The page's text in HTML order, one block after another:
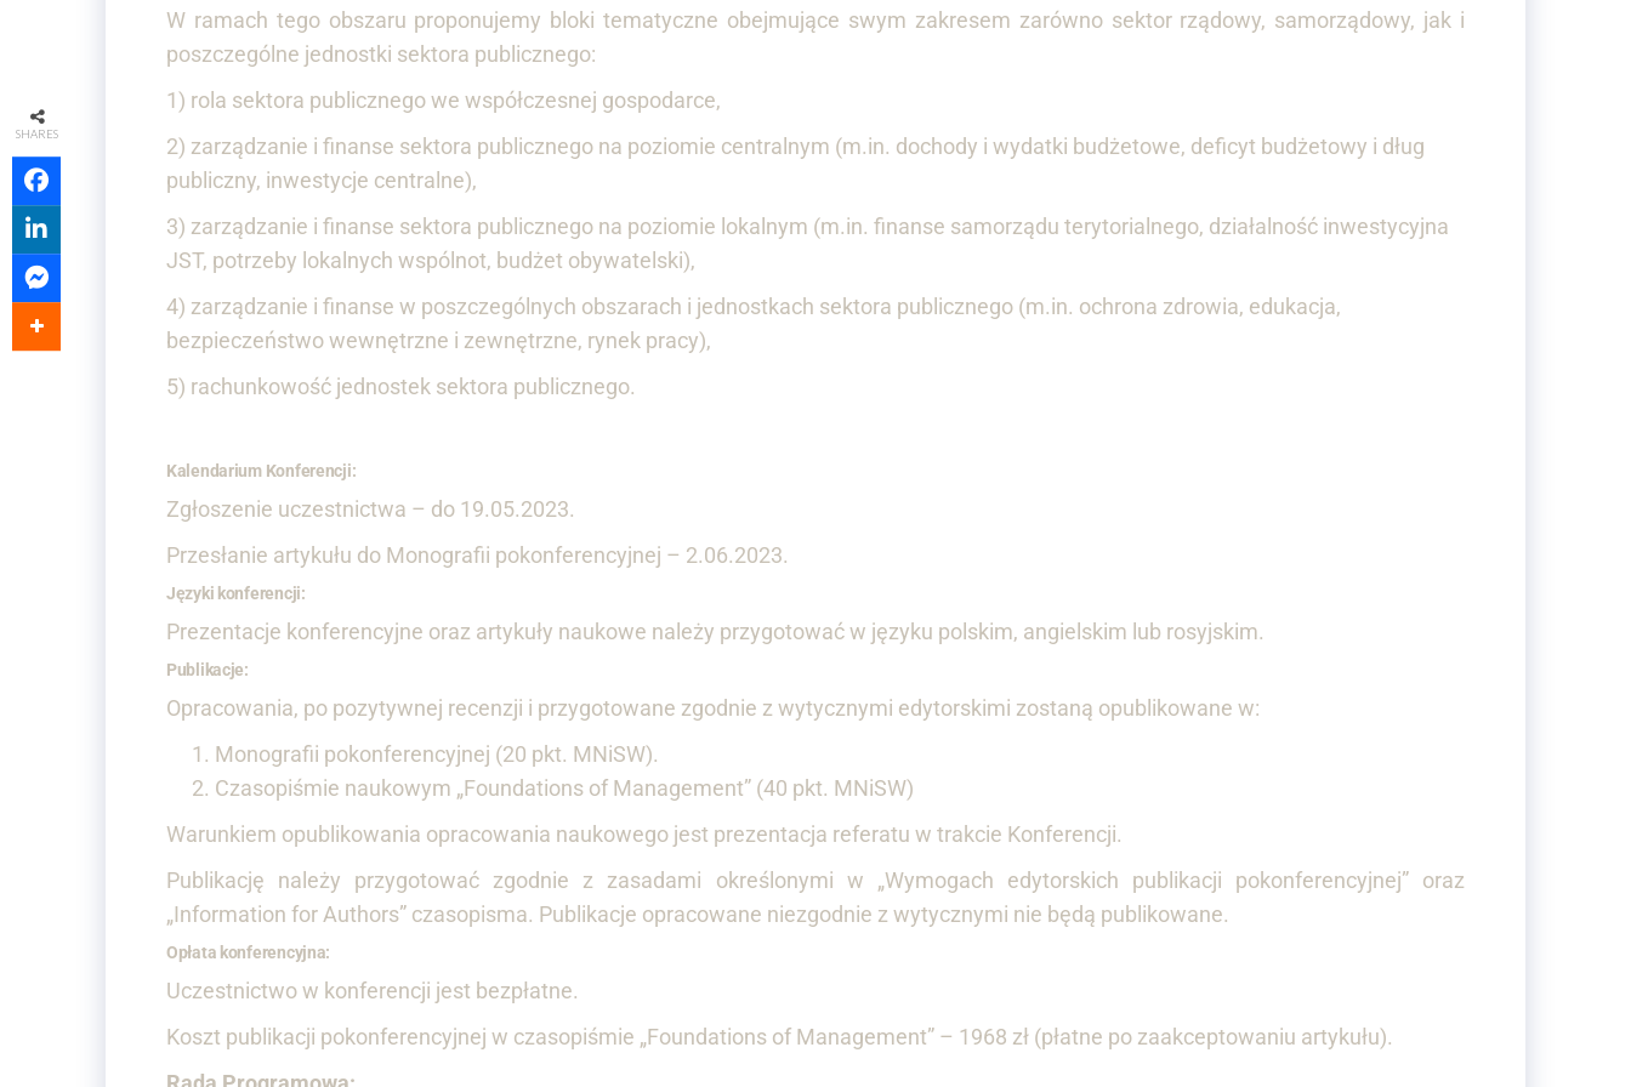
W ramach tego obszaru proponujemy bloki tematyczne obejmujące swym zakresem zarówno sektor rządowy, samorządowy, jak i
poszczególne jednostki sektora publicznego:
1) rola sektora publicznego we współczesnej gospodarce,
2) zarządzanie i finanse sektora publicznego na poziomie centralnym (m.in. dochody i wydatki budżetowe, deficyt budżetowy i dług
publiczny, inwestycje centralne),
3) zarządzanie i finanse sektora publicznego na poziomie lokalnym (m.in. finanse samorządu terytorialnego, działalność inwestycyjna
JST, potrzeby lokalnych wspólnot, budżet obywatelski),
4) zarządzanie i finanse w poszczególnych obszarach i jednostkach sektora publicznego (m.in. ochrona zdrowia, edukacja,
bezpieczeństwo wewnętrzne i zewnętrzne, rynek pracy),
5) rachunkowość jednostek sektora publicznego.
Kalendarium Konferencji:
Zgłoszenie uczestnictwa – do 19.05.2023.
Przesłanie artykułu do Monografii pokonferencyjnej – 2.06.2023.
Języki konferencji:
Prezentacje konferencyjne oraz artykuły naukowe należy przygotować w języku polskim, angielskim lub rosyjskim.
Publikacje:
Opracowania, po pozytywnej recenzji i przygotowane zgodnie z wytycznymi edytorskimi zostaną opublikowane w:
Monografii pokonferencyjnej (20 pkt. MNiSW).
Czasopiśmie naukowym „Foundations of Management” (40 pkt. MNiSW)
Warunkiem opublikowania opracowania naukowego jest prezentacja referatu w trakcie Konferencji.
Publikację należy przygotować zgodnie z zasadami określonymi w „Wymogach edytorskich publikacji pokonferencyjnej” oraz
„Information for Authors” czasopisma. Publikacje opracowane niezgodnie z wytycznymi nie będą publikowane.
Opłata konferencyjna:
Uczestnictwo w konferencji jest bezpłatne.
Koszt publikacji pokonferencyjnej w czasopiśmie „Foundations of Management” – 1968 zł (płatne po zaakceptowaniu artykułu).
SHARES